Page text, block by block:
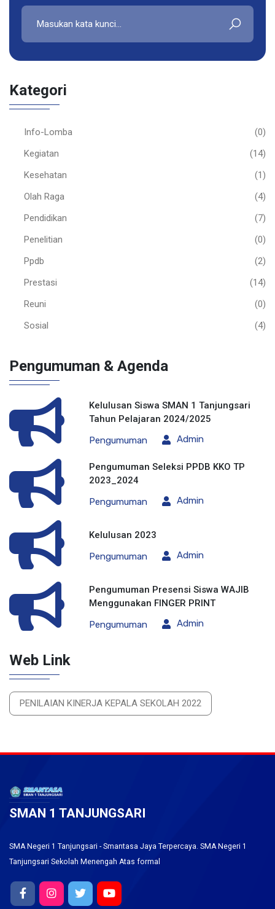
Kategori
Info-Lomba
(0)
Kegiatan
(14)
Kesehatan
(1)
Olah Raga
(4)
Pendidikan
(7)
Penelitian
(0)
Ppdb
(2)
Prestasi
(14)
Reuni
(0)
Sosial
(4)
Pengumuman & Agenda
Kelulusan Siswa SMAN 1 Tanjungsari
Tahun Pelajaran 2024/2025
Pengumuman
Admin
Pengumuman Seleksi PPDB KKO TP
2023_2024
Pengumuman
Admin
Kelulusan 2023
Pengumuman
Admin
Pengumuman Presensi Siswa WAJIB
Menggunakan FINGER PRINT
Pengumuman
Admin
Web Link
PENILAIAN KINERJA KEPALA SEKOLAH 2022
SMAN 1 TANJUNGSARI
SMA Negeri 1 Tanjungsari - Smantasa Jaya Terpercaya. SMA Negeri 1
Tanjungsari Sekolah Menengah Atas formal